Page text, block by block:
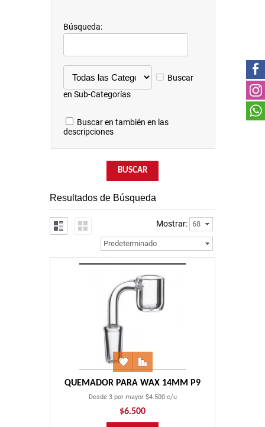
Búsqueda:
Buscar
en Sub-Categorías
Buscar en también en las
descripciones
Resultados de Búsqueda
Mostrar: 68
Predeterminado
QUEMADOR PARA WAX 14MM P9
Desde 3 por mayor $4.500 c/u
$6.500